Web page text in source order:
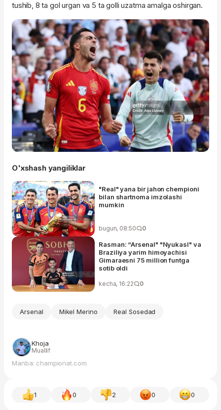
tushib, 8 ta gol urgan va 5 ta golli uzatma amalga oshirgan.
O'xshash yangiliklar
"Real" yana bir jahon chempioni
bilan shartnoma imzolashi
mumkin
bugun, 08:50 0
Rasman: “Arsenal" "Nyukasl" va
Braziliya yarim himoyachisi
Gimaraesni 75 million funtga
sotib oldi
kecha, 16:22 0
Arsenal Mikel Merino Real Sosedad
Khoja
Muallif
Manba: championat.com
1 0 2 0 0